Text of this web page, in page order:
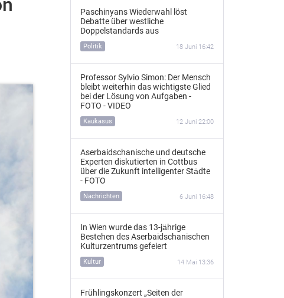
Paschinyans Wiederwahl löst
Debatte über westliche
Doppelstandards aus
Politik 18 Juni 16:42
Professor Sylvio Simon: Der Mensch
bleibt weiterhin das wichtigste Glied
bei der Lösung von Aufgaben -
FOTO - VIDEO
Kaukasus 12 Juni 22:00
Aserbaidschanische und deutsche
Experten diskutierten in Cottbus
über die Zukunft intelligenter Städte
- FOTO
Nachrichten 6 Juni 16:48
In Wien wurde das 13‑jährige
Bestehen des Aserbaidschanischen
Kulturzentrums gefeiert
Kultur 14 Mai 13:36
Frühlingskonzert „Seiten der